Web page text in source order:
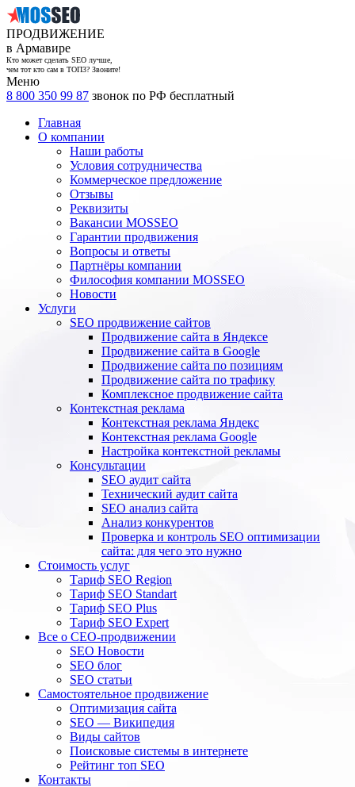
ПРОДВИЖЕНИЕ
в Армавире
Кто может сделать SEO лучше,
чем тот кто сам в ТОП3? Звоните!
Меню
8 800 350 99 87 звонок по РФ бесплатный
Главная
О компании
Наши работы
Условия сотрудничества
Коммерческое предложение
Отзывы
Реквизиты
Вакансии MOSSEO
Гарантии продвижения
Вопросы и ответы
Партнёры компании
Философия компании MOSSEO
Новости
Услуги
SEO продвижение сайтов
Продвижение сайта в Яндексе
Продвижение сайта в Google
Продвижение сайта по позициям
Продвижение сайта по трафику
Комплексное продвижение сайта
Контекстная реклама
Контекстная реклама Яндекс
Контекстная реклама Google
Настройка контекстной рекламы
Консультации
SEO аудит сайта
Технический аудит сайта
SEO анализ сайта
Анализ конкурентов
Проверка и контроль SEO оптимизации
сайта: для чего это нужно
Стоимость услуг
Тариф SEO Region
Тариф SEO Standart
Тариф SEO Plus
Тариф SEO Expert
Все о СЕО-продвижении
SEO Новости
SEO блог
SEO статьи
Самостоятельное продвижение
Оптимизация сайта
SEO — Википедия
Виды сайтов
Поисковые системы в интернете
Рейтинг топ SEO
Контакты